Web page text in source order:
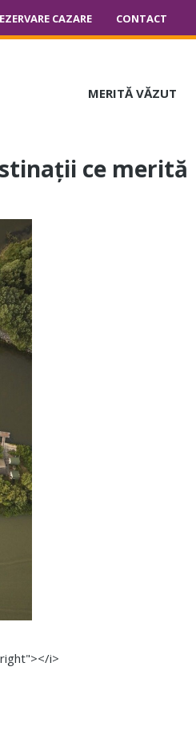
CAZARE CONTACT
MERITĂ VĂZUT
ce merită
i>